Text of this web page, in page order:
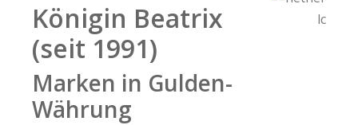
Königin Beatrix
(seit 1991)
Marken in Gulden-
Währung